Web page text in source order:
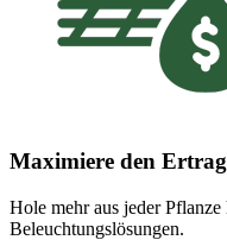
Maximiere den Ertrag
Hole mehr aus jeder
Beleuchtungslösungen.